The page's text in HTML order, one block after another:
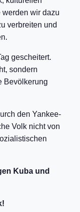
wir dazu
verbreiten und
gescheitert.
sondern
Bevölkerung
den Yankee-
Volk nicht von
Kuba und